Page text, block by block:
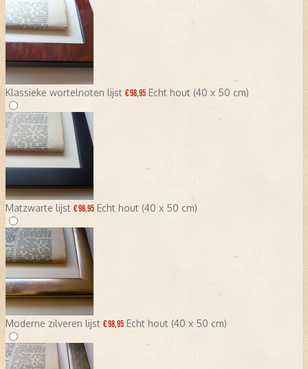
Klassieke wortelnoten lijst € 98,95 Echt hout (40 x 50 cm)
Matzwarte lijst € 98,95 Echt hout (40 x 50 cm)
Moderne zilveren lijst € 98,95 Echt hout (40 x 50 cm)